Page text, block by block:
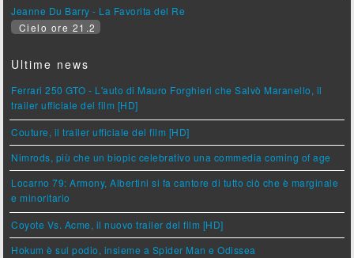
Jeanne Du Barry - La Favorita del Re
Cielo ore 21.2
Ultime news
Ferrari 250 GTO - L'auto di Mauro Forghieri che Salvò Maranello, il
trailer ufficiale del film [HD]
Couture, il trailer ufficiale del film [HD]
Nimrods, più che un biopic celebrativo una commedia coming of age
Locarno 79: Armony, Albertini si fa cantore di tutto ciò che è marginale
e minoritario
Coyote Vs. Acme, il nuovo trailer del film [HD]
Hokum è sul podio, insieme a Spider Man e Odissea